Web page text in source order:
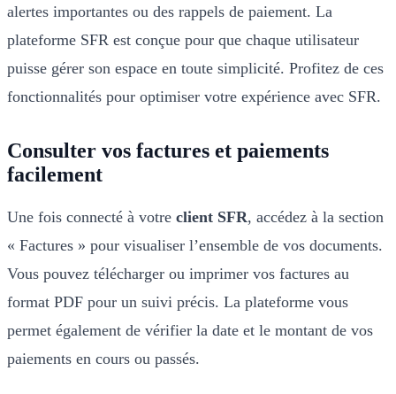
alertes importantes ou des rappels de paiement. La
plateforme SFR est conçue pour que chaque utilisateur
puisse gérer son espace en toute simplicité. Profitez de ces
fonctionnalités pour optimiser votre expérience avec SFR.
Consulter vos factures et paiements
facilement
Une fois connecté à votre client SFR, accédez à la section
« Factures » pour visualiser l’ensemble de vos documents.
Vous pouvez télécharger ou imprimer vos factures au
format PDF pour un suivi précis. La plateforme vous
permet également de vérifier la date et le montant de vos
paiements en cours ou passés.